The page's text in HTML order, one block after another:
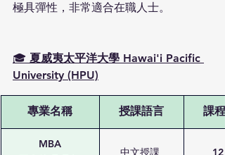
極具彈性，非常適合在職人士。
🎓 夏威夷太平洋大學 Hawai'i Pacific
University (HPU)
專業名稱 授課語言 課程
MBA